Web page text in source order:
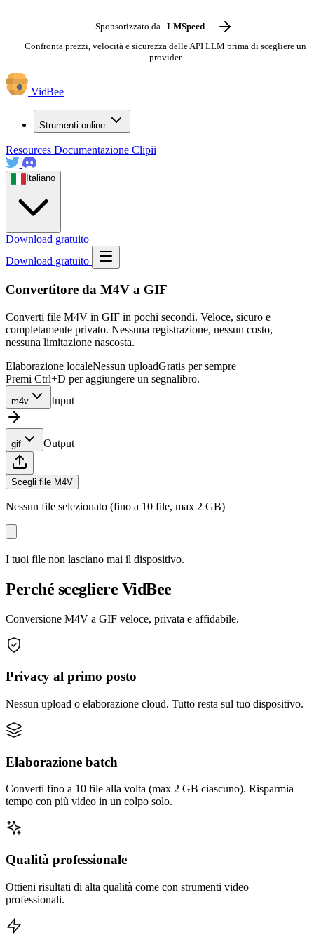
Sponsorizzato da LMSpeed
-
Confronta prezzi, velocità e sicurezza delle API LLM prima di scegliere un
provider
VidBee
Strumenti online
Resources Documentazione Clipii
Italiano
Download gratuito
Download gratuito
Convertitore da M4V a GIF
Converti file M4V in GIF in pochi secondi. Veloce, sicuro e
completamente privato. Nessuna registrazione, nessun costo,
nessuna limitazione nascosta.
Elaborazione localeNessun uploadGratis per sempre
Premi Ctrl+D per aggiungere un segnalibro.
m4v Input
gif Output
Scegli file M4V
Nessun file selezionato (fino a 10 file, max 2 GB)
I tuoi file non lasciano mai il dispositivo.
Perché scegliere VidBee
Conversione M4V a GIF veloce, privata e affidabile.
Privacy al primo posto
Nessun upload o elaborazione cloud. Tutto resta sul tuo dispositivo.
Elaborazione batch
Converti fino a 10 file alla volta (max 2 GB ciascuno). Risparmia
tempo con più video in un colpo solo.
Qualità professionale
Ottieni risultati di alta qualità come con strumenti video
professionali.